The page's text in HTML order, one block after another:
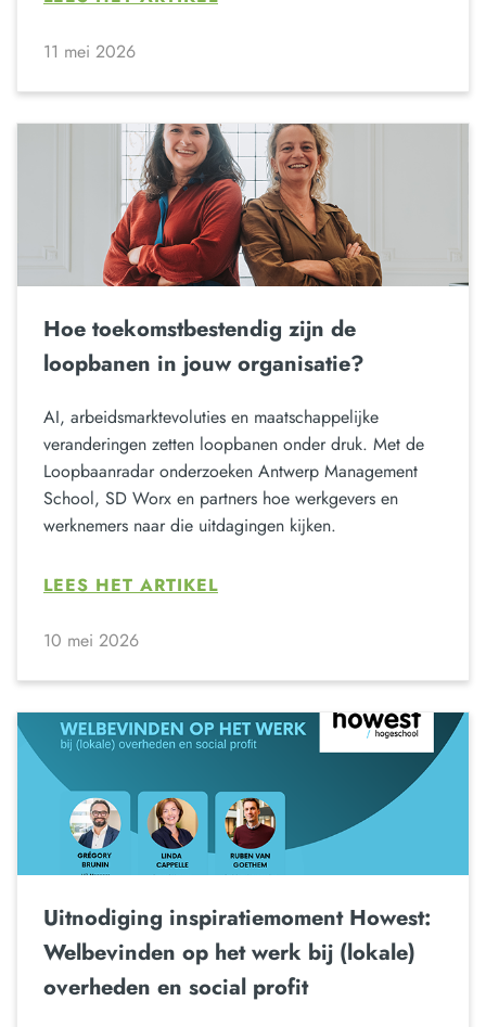
11 mei 2026
Hoe toekomstbestendig zijn de
loopbanen in jouw organisatie?
AI, arbeidsmarktevoluties en maatschappelijke
veranderingen zetten loopbanen onder druk. Met de
Loopbaanradar onderzoeken Antwerp Management
School, SD Worx en partners hoe werkgevers en
werknemers naar die uitdagingen kijken.
LEES HET ARTIKEL
10 mei 2026
Uitnodiging inspiratiemoment Howest:
Welbevinden op het werk bij (lokale)
overheden en social profit